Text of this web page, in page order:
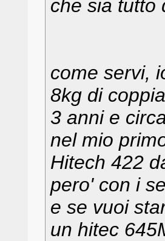
che sia tutto
come servi,
8kg di
3 anni e
nel mio
Hitech 422
pero' con i
e se vuoi
un hitec